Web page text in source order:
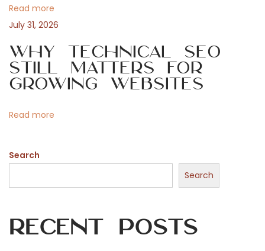
t
i
o
n
n
d
a
t
a
l
n
S
Read more
July 31, 2026
Why Technical SEO
Still Matters for
Growing Websites
Read more
Search
Search
Recent Posts